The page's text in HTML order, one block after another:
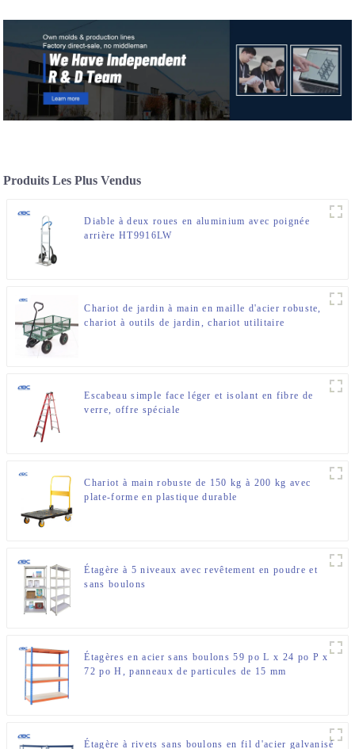
Produits Les Plus Vendus
Diable à deux roues en aluminium avec poignée
arrière HT9916LW
Chariot de jardin à main en maille d'acier robuste,
chariot à outils de jardin, chariot utilitaire
Escabeau simple face léger et isolant en fibre de
verre, offre spéciale
Chariot à main robuste de 150 kg à 200 kg avec
plate-forme en plastique durable
Étagère à 5 niveaux avec revêtement en poudre et
sans boulons
Étagères en acier sans boulons 59 po L x 24 po P x
72 po H, panneaux de particules de 15 mm
Étagère à rivets sans boulons en fil d'acier galvanisé